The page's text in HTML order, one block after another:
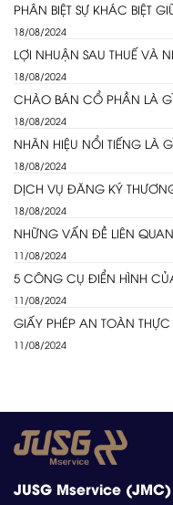
PHÂN BIỆT SỰ KHÁC BIỆT
18/08/2024
LỢI NHUẬN SAU THUẾ VÀ
18/08/2024
CHÀO BÁN CỔ PHẦN LÀ
18/08/2024
NHÃN HIỆU NỔI TIẾNG LÀ
18/08/2024
DỊCH VỤ ĐĂNG KÝ
18/08/2024
NHỮNG VẤN ĐỀ LIÊN
11/08/2024
5 CÔNG CỤ ĐIỂN HÌNH
11/08/2024
GIẤY PHÉP AN TOÀN
11/08/2024
JUSG Mservice (JMC)